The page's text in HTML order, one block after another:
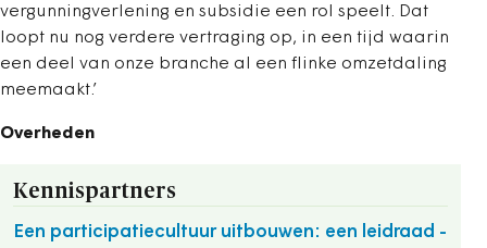
vergunningverlening en subsidie een rol speelt. Dat
loopt nu nog verdere vertraging op, in een tijd waarin
een deel van onze branche al een flinke omzetdaling
meemaakt.’
Overheden
Kennispartners
Een participatiecultuur uitbouwen: een leidraad -